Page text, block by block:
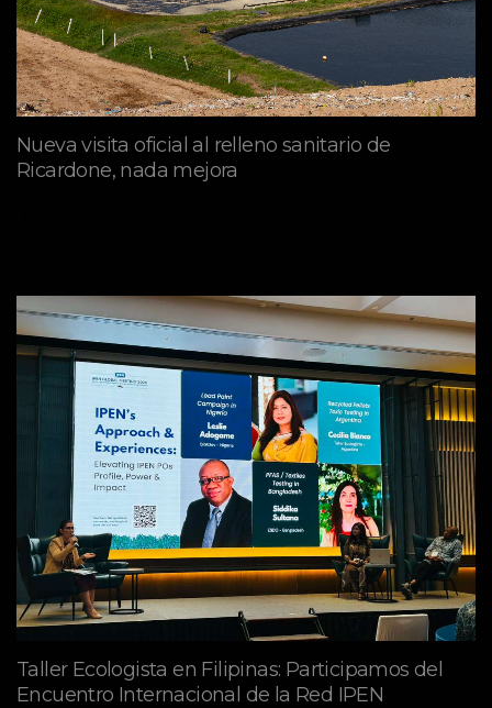
Nueva visita oficial al relleno sanitario de
Ricardone, nada mejora
Taller Ecologista en Filipinas: Participamos del
Encuentro Internacional de la Red IPEN